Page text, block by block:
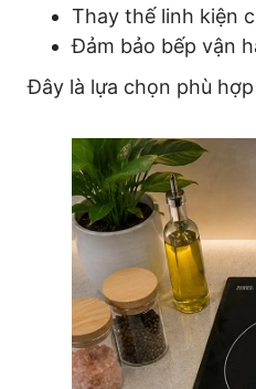
Thay thế linh kiện
Đảm bảo bếp vận
Đây là lựa chọn phù